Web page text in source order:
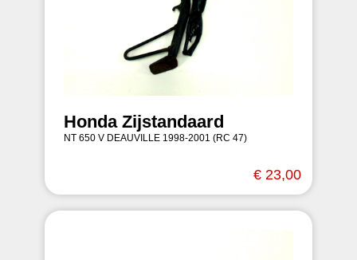
Honda Zijstandaard
NT 650 V DEAUVILLE 1998-2001 (RC 47)
€ 23,00